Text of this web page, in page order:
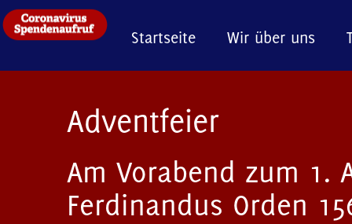
Startseite Wir über uns
Adventfeier
Am Vorabend zum 1.
Ferdinandus Orden